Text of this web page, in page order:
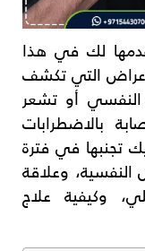
لك في هذا
التي تكشف
أو تشعر
بالاضطرابات
تجنبها في فترة
وعلاقة
وكيفية علاج